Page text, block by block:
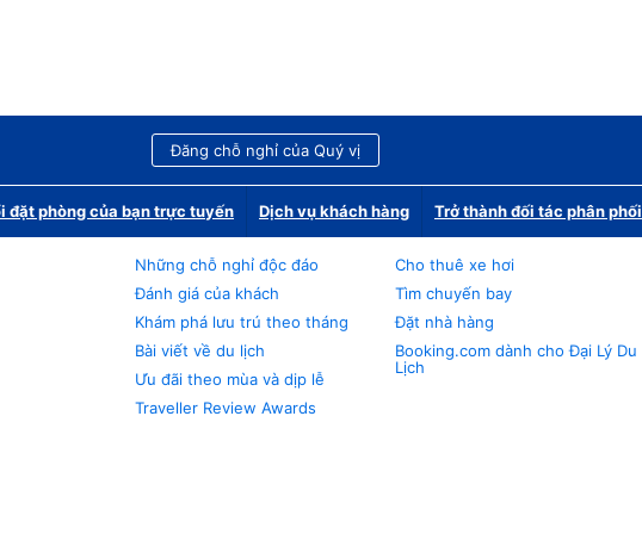
Đăng chỗ nghỉ của Quý vị
đặt phòng của bạn trực tuyến Dịch vụ khách hàng Trở thành đối tác phân phối
Những chỗ nghỉ độc đáo
Đánh giá của khách
Khám phá lưu trú theo tháng
Bài viết về du lịch
Ưu đãi theo mùa và dịp lễ
Traveller Review Awards
Cho thuê xe hơi
Tìm chuyến bay
Đặt nhà hàng
Booking.com dành cho Đại Lý Du
Lịch